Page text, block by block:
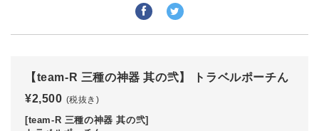
【team-R 三種の神器 其の弐】 トラベルポーチん
¥2,500 (税抜き)
[team-R 三種の神器 其の弐]